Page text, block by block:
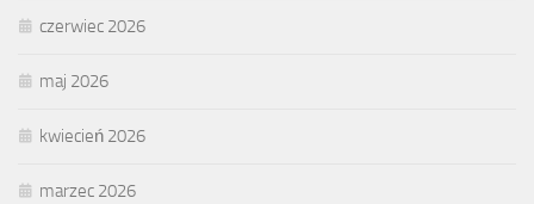
czerwiec 2026
maj 2026
kwiecień 2026
marzec 2026